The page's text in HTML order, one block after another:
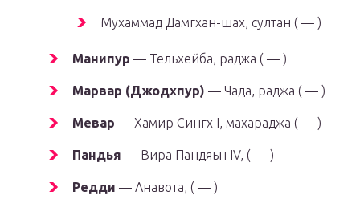
Мухаммад Дамгхан-шах, султан ( — )
Манипур — Тельхейба, раджа ( — )
Марвар (Джодхпур) — Чада, раджа ( — )
Мевар — Хамир Сингх I, махараджа ( — )
Пандья — Вира Пандяьн IV, ( — )
Редди — Анавота, ( — )